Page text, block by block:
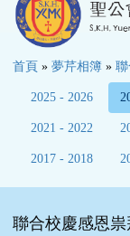
首頁 » 夢芹相簿 »
2025 - 2026
2021 - 2022
2017 - 2018
聯合校慶感恩祟